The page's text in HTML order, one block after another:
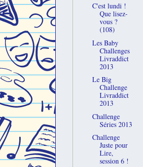
C'est lundi !
Que lisez-
vous ?
(108)
Les Baby
Challenges
Livraddict
2013
Le Big
Challenge
Livraddict
2013
Challenge
Séries 2013
Challenge
Juste pour
Lire,
session 6 !